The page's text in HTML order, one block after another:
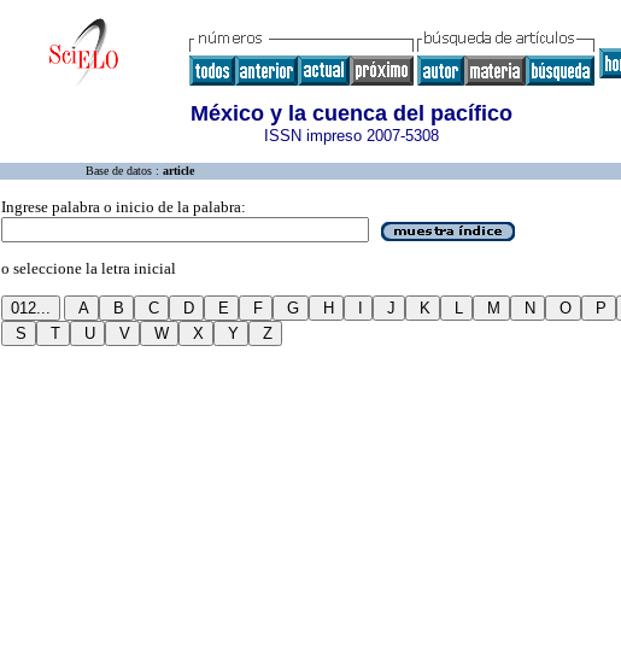
México y la cuenca del pacífico
ISSN impreso 2007-5308
Base de datos : article
Ingrese palabra o inicio de la palabra:
o seleccione la letra inicial